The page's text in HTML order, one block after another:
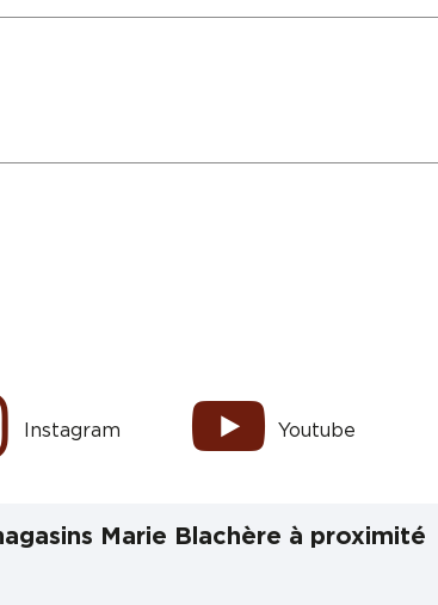
Instagram Youtube
Marie Blachère à proximité